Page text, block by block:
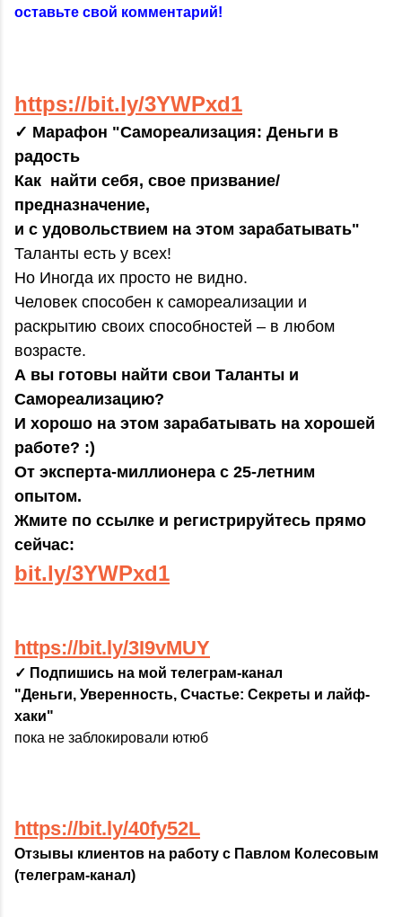
оставьте свой комментарий!
https://bit.ly/3YWPxd1
✓ Марафон "Самореализация: Деньги в
радость
Как найти себя, свое призвание/
предназначение,
и с удовольствием на этом зарабатывать"
Таланты есть у всех!
Но Иногда их просто не видно.
Человек способен к самореализации и
раскрытию своих способностей – в любом
возрасте.
А вы готовы найти свои Таланты и
Самореализацию?
И хорошо на этом зарабатывать на хорошей
работе? :)
От эксперта-миллионера с 25-летним
опытом.
Жмите по ссылке и регистрируйтесь прямо
сейчас:
bit.ly/3YWPxd1
https://bit.ly/3I9vMUY
✓ Подпишись на мой телеграм-канал
"Деньги, Уверенность, Счастье: Секреты и лайф-
хаки"
пока не заблокировали ютюб
https://bit.ly/40fy52L
Отзывы клиентов на работу с Павлом Колесовым
(телеграм-канал)